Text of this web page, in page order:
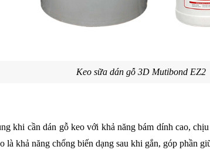
Keo sữa dán gỗ 3D Mutibond EZ2
khi cần dán gỗ keo với khả năng bám dính cao,
khả năng chống biến dạng sau khi gắn, góp phần